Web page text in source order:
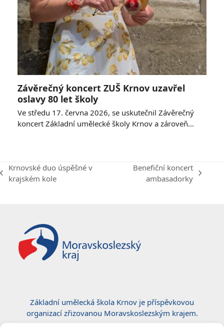
Závěrečný koncert ZUŠ Krnov uzavřel
oslavy 80 let školy
Ve středu 17. června 2026, se uskutečnil Závěrečný
koncert Základní umělecké školy Krnov a zároveň…
previous
Krnovské duo úspěšné v
krajském kole
Benefiční koncert
ambasadorky
Základní umělecká škola Krnov je příspěvkovou
organizací zřizovanou Moravskoslezským krajem.